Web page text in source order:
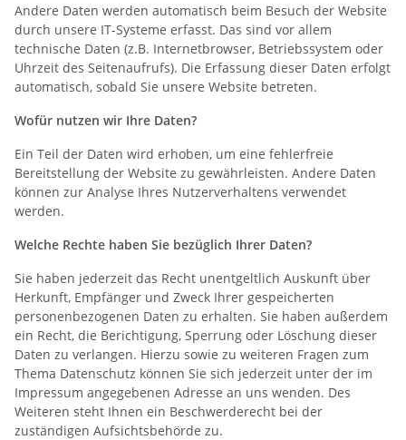
Andere Daten werden automatisch beim Besuch der Website
durch unsere IT-Systeme erfasst. Das sind vor allem
technische Daten (z.B. Internetbrowser, Betriebssystem oder
Uhrzeit des Seitenaufrufs). Die Erfassung dieser Daten erfolgt
automatisch, sobald Sie unsere Website betreten.
Wofür nutzen wir Ihre Daten?
Ein Teil der Daten wird erhoben, um eine fehlerfreie
Bereitstellung der Website zu gewährleisten. Andere Daten
können zur Analyse Ihres Nutzerverhaltens verwendet
werden.
Welche Rechte haben Sie bezüglich Ihrer Daten?
Sie haben jederzeit das Recht unentgeltlich Auskunft über
Herkunft, Empfänger und Zweck Ihrer gespeicherten
personenbezogenen Daten zu erhalten. Sie haben außerdem
ein Recht, die Berichtigung, Sperrung oder Löschung dieser
Daten zu verlangen. Hierzu sowie zu weiteren Fragen zum
Thema Datenschutz können Sie sich jederzeit unter der im
Impressum angegebenen Adresse an uns wenden. Des
Weiteren steht Ihnen ein Beschwerderecht bei der
zuständigen Aufsichtsbehörde zu.